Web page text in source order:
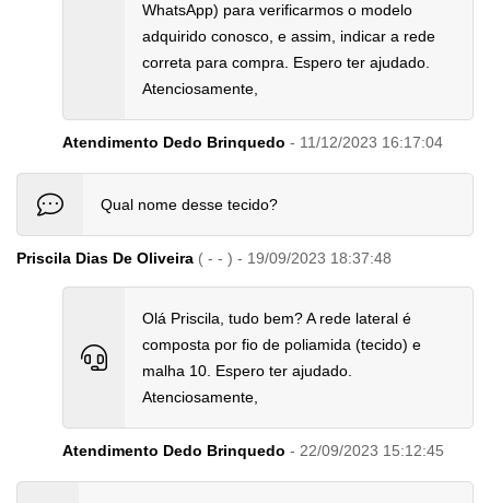
WhatsApp) para verificarmos o modelo
adquirido conosco, e assim, indicar a rede
correta para compra. Espero ter ajudado.
Atenciosamente,
Atendimento Dedo Brinquedo - 11/12/2023 16:17:04
Qual nome desse tecido?
Priscila Dias De Oliveira ( - - ) - 19/09/2023 18:37:48
Olá Priscila, tudo bem? A rede lateral é
composta por fio de poliamida (tecido) e
malha 10. Espero ter ajudado.
Atenciosamente,
Atendimento Dedo Brinquedo - 22/09/2023 15:12:45